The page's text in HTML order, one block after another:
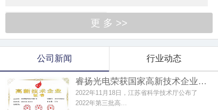
更 多 >>
公司新闻 行业动态
睿扬光电荣获国家高新技术企业…
2022年11月18日，江苏省科学技术厅公布了
2022年第三批高…